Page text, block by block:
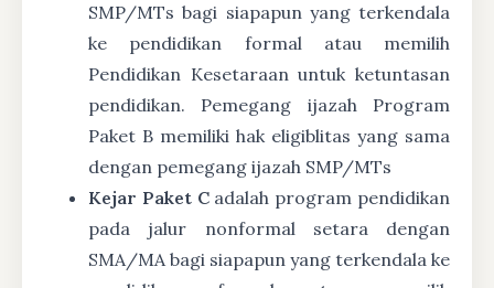
SMP/MTs bagi siapapun yang terkendala
ke pendidikan formal atau memilih
Pendidikan Kesetaraan untuk ketuntasan
pendidikan. Pemegang ijazah Program
Paket B memiliki hak eligiblitas yang sama
dengan pemegang ijazah SMP/MTs
Kejar Paket Cadalah program pendidikan
pada jalur nonformal setara dengan
SMA/MA bagi siapapun yang terkendala ke